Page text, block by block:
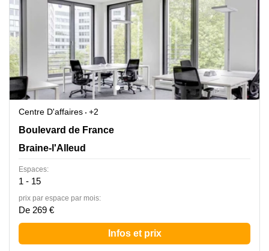
Centre D'affaires
+2
Boulevard de France 9, Braine-l'Alleud
Boulevard de France
Braine-l'Alleud
Espaces:
1 - 15
prix par espace par mois:
De 269 €
Infos et prix